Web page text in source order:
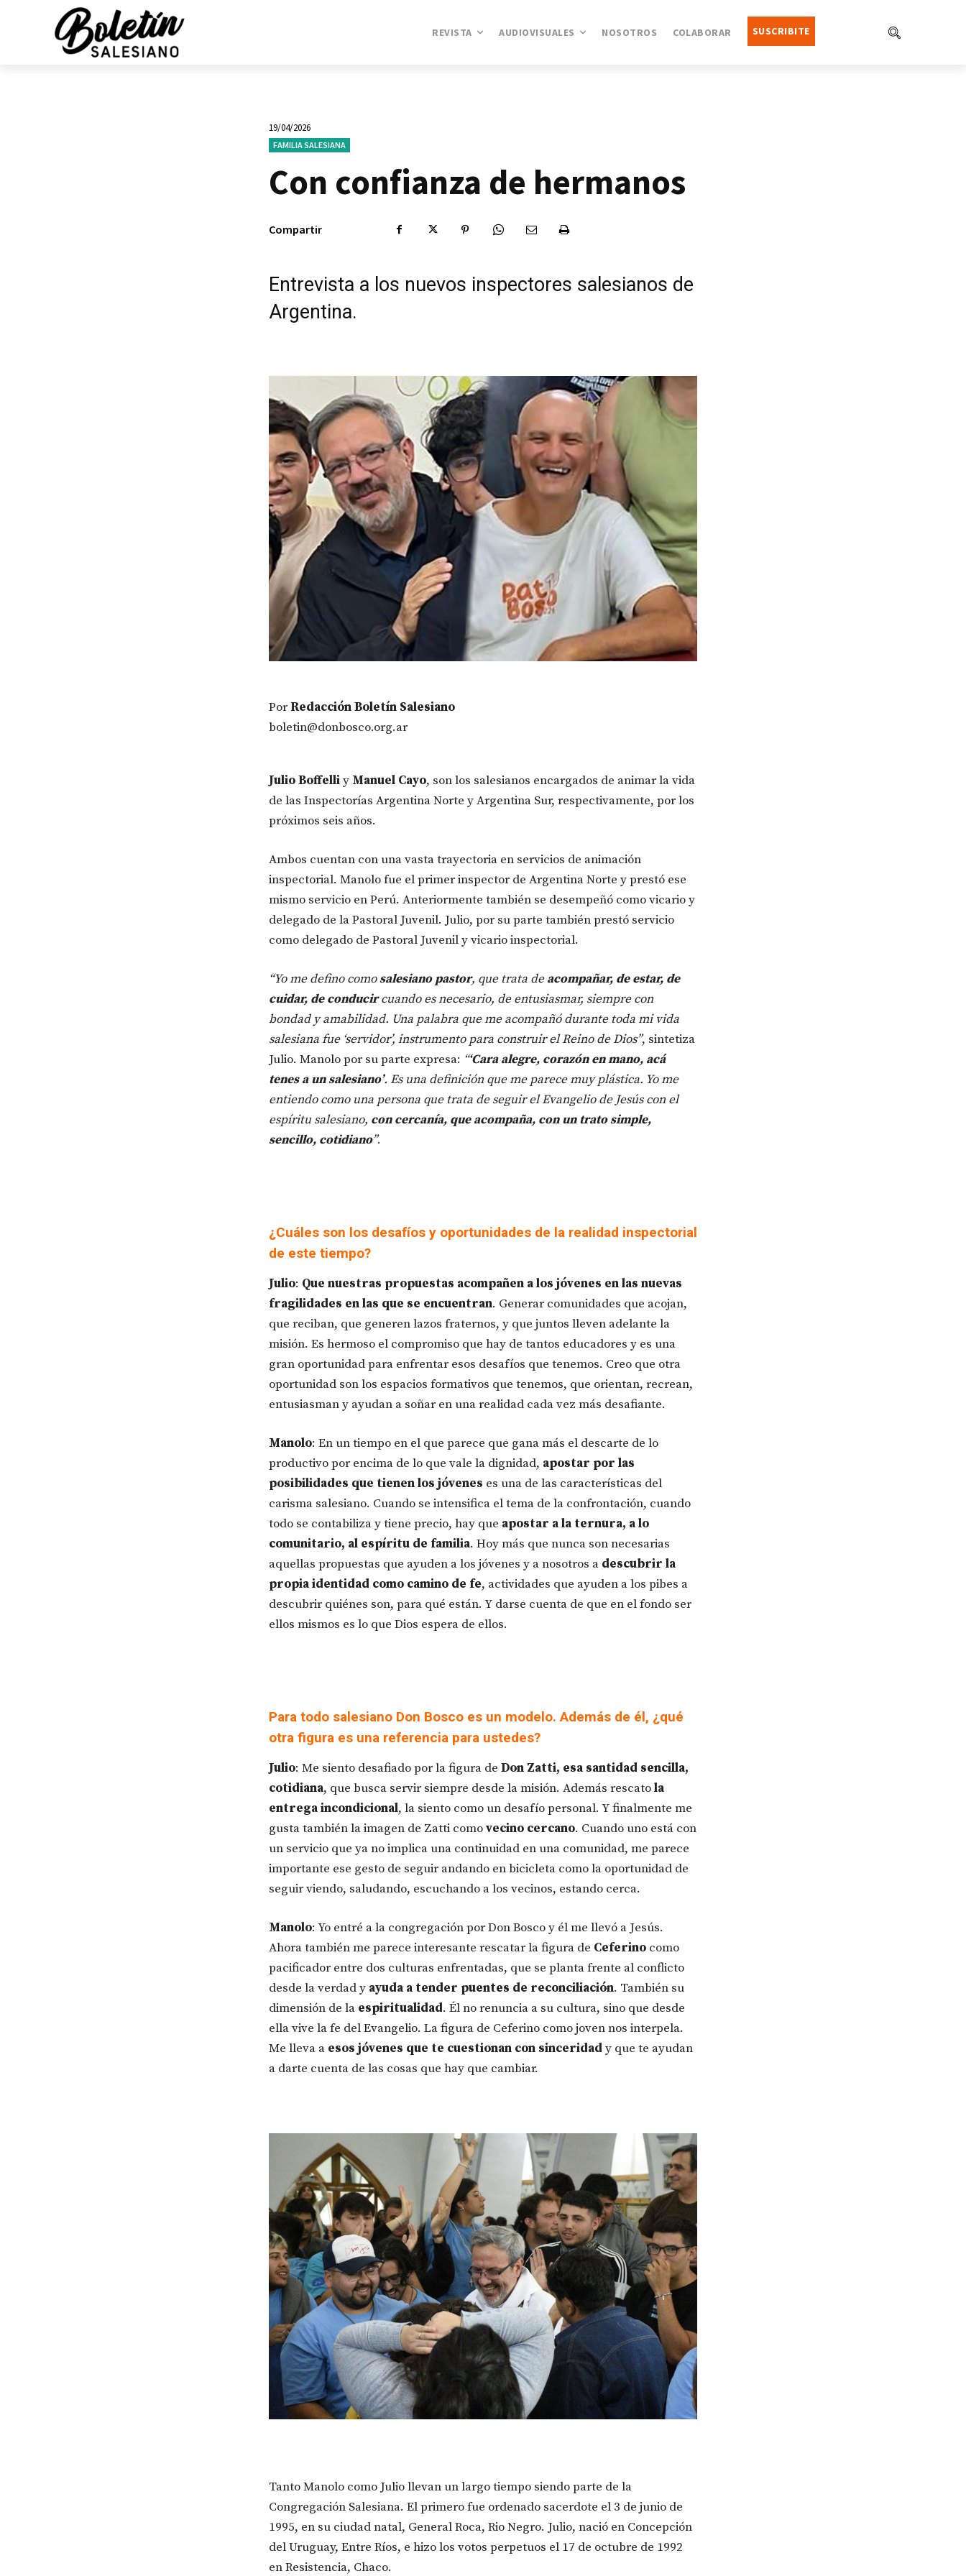
REVISTA AUDIOVISUALES NOSOTROS COLABORAR SUSCRIBITE
19/04/2026
FAMILIA SALESIANA
Con confianza de hermanos
Compartir
Entrevista a los nuevos inspectores salesianos de
Argentina.
PorRedacción Boletín Salesiano
boletin@donbosco.org.ar
Julio Boffelliy Manuel Cayo, son los salesianos encargados de animar la vida
de las Inspectorías Argentina Norte y Argentina Sur, respectivamente, por los
próximos seis años.
Ambos cuentan con una vasta trayectoria en servicios de animación
inspectorial. Manolo fue el primer inspector de Argentina Norte y prestó ese
mismo servicio en Perú. Anteriormente también se desempeñó como vicario y
delegado de la Pastoral Juvenil. Julio, por su parte también prestó servicio
como delegado de Pastoral Juvenil y vicario inspectorial.
“Yo me defino comosalesiano pastor, que trata deacompañar, de estar, de
cuidar, de conducircuando es necesario, de entusiasmar, siempre con
bondad y amabilidad. Una palabra que me acompañó durante toda mi vida
salesiana fue ‘servidor’, instrumento para construir el Reino de Dios”, sintetiza
Julio. Manolo por su parte expresa: “‘Cara alegre, corazón en mano, acá
tenes a un salesiano’. Es una definición que me parece muy plástica. Yo me
entiendo como una persona que trata de seguir el Evangelio de Jesús con el
espíritu salesiano, con cercanía, que acompaña, con un trato simple,
sencillo, cotidiano”.
¿Cuáles son los desafíos y oportunidades de la realidad inspectorial
de este tiempo?
Julio: Que nuestras propuestas acompañen a los jóvenes en las nuevas
fragilidades en las que se encuentran. Generar comunidades que acojan,
que reciban, que generen lazos fraternos, y que juntos lleven adelante la
misión. Es hermoso el compromiso que hay de tantos educadores y es una
gran oportunidad para enfrentar esos desafíos que tenemos. Creo que otra
oportunidad son los espacios formativos que tenemos, que orientan, recrean,
entusiasman y ayudan a soñar en una realidad cada vez más desafiante.
Manolo: En un tiempo en el que parece que gana más el descarte de lo
productivo por encima de lo que vale la dignidad, apostar por las
posibilidades que tienen los jóvenes es una de las características del
carisma salesiano. Cuando se intensifica el tema de la confrontación, cuando
todo se contabiliza y tiene precio, hay que apostar a la ternura, a lo
comunitario, al espíritu de familia. Hoy más que nunca son necesarias
aquellas propuestas que ayuden a los jóvenes y a nosotros a descubrir la
propia identidad como camino de fe, actividades que ayuden a los pibes a
descubrir quiénes son, para qué están. Y darse cuenta de que en el fondo ser
ellos mismos es lo que Dios espera de ellos.
Para todo salesiano Don Bosco es un modelo. Además de él, ¿qué
otra figura es una referencia para ustedes?
Julio: Me siento desafiado por la figura de Don Zatti, esa santidad sencilla,
cotidiana, que busca servir siempre desde la misión. Además rescatola
entrega incondicional, la siento como un desafío personal. Y finalmente me
gusta también la imagen de Zatti comovecino cercano. Cuando uno está con
un servicio que ya no implica una continuidad en una comunidad, me parece
importante ese gesto de seguir andando en bicicleta como la oportunidad de
seguir viendo, saludando, escuchando a los vecinos, estando cerca.
Manolo: Yo entré a la congregación por Don Bosco y él me llevó a Jesús.
Ahora también me parece interesante rescatar la figura de Ceferino como
pacificador entre dos culturas enfrentadas, que se planta frente al conflicto
desde la verdad y ayuda a tender puentes de reconciliación. También su
dimensión de la espiritualidad. Él no renuncia a su cultura, sino que desde
ella vive la fe del Evangelio. La figura de Ceferino como joven nos interpela.
Me lleva a esos jóvenes que te cuestionan con sinceridad y que te ayudan
a darte cuenta de las cosas que hay que cambiar.
Tanto Manolo como Julio llevan un largo tiempo siendo parte de la
Congregación Salesiana. El primero fue ordenado sacerdote el 3 de junio de
1995, en su ciudad natal, General Roca, Rio Negro. Julio, nació en Concepción
del Uruguay, Entre Ríos, e hizo los votos perpetuos el 17 de octubre de 1992
en Resistencia, Chaco.